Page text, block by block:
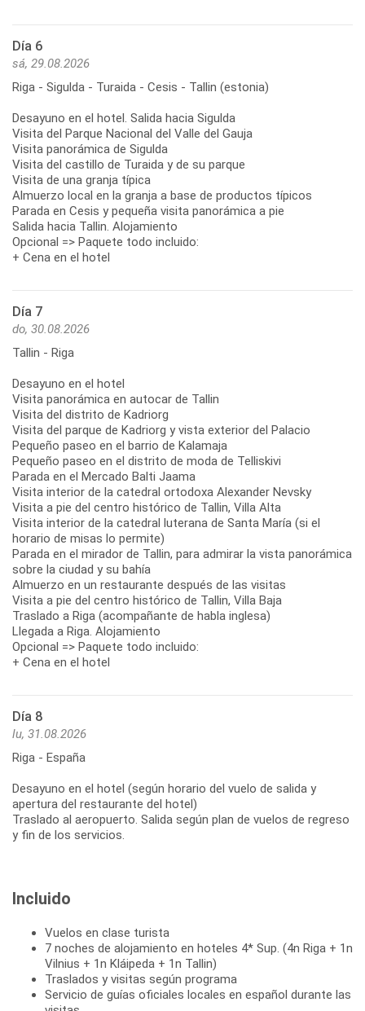
Día 6
sá, 29.08.2026
Riga - Sigulda - Turaida - Cesis - Tallin (estonia)
Desayuno en el hotel. Salida hacia Sigulda
Visita del Parque Nacional del Valle del Gauja
Visita panorámica de Sigulda
Visita del castillo de Turaida y de su parque
Visita de una granja típica
Almuerzo local en la granja a base de productos típicos
Parada en Cesis y pequeña visita panorámica a pie
Salida hacia Tallin. Alojamiento
Opcional => Paquete todo incluido:
+ Cena en el hotel
Día 7
do, 30.08.2026
Tallin - Riga
Desayuno en el hotel
Visita panorámica en autocar de Tallin
Visita del distrito de Kadriorg
Visita del parque de Kadriorg y vista exterior del Palacio
Pequeño paseo en el barrio de Kalamaja
Pequeño paseo en el distrito de moda de Telliskivi
Parada en el Mercado Balti Jaama
Visita interior de la catedral ortodoxa Alexander Nevsky
Visita a pie del centro histórico de Tallin, Villa Alta
Visita interior de la catedral luterana de Santa María (si el
horario de misas lo permite)
Parada en el mirador de Tallin, para admirar la vista panorámica
sobre la ciudad y su bahía
Almuerzo en un restaurante después de las visitas
Visita a pie del centro histórico de Tallin, Villa Baja
Traslado a Riga (acompañante de habla inglesa)
Llegada a Riga. Alojamiento
Opcional => Paquete todo incluido:
+ Cena en el hotel
Día 8
lu, 31.08.2026
Riga - España
Desayuno en el hotel (según horario del vuelo de salida y
apertura del restaurante del hotel)
Traslado al aeropuerto. Salida según plan de vuelos de regreso
y fin de los servicios.
Incluido
Vuelos en clase turista
7 noches de alojamiento en hoteles 4* Sup. (4n Riga + 1n
Vilnius + 1n Kláipeda + 1n Tallin)
Traslados y visitas según programa
Servicio de guías oficiales locales en español durante las